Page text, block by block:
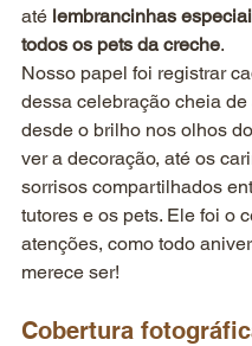
até lembrancinhas
todos os pets da creche.
Nosso papel foi registrar
dessa celebração cheia de
desde o brilho nos olhos
ver a decoração, até os
sorrisos compartilhados
tutores e os pets. Ele foi o
atenções, como todo
merece ser!
Cobertura